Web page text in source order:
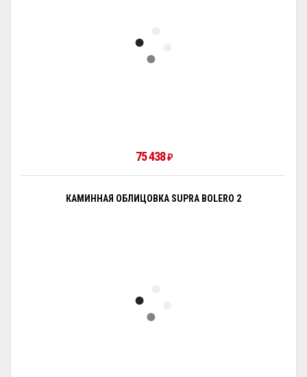
75 438₽
КАМИННАЯ ОБЛИЦОВКА SUPRA BOLERO 2